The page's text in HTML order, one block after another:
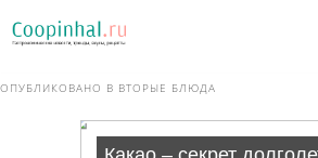
ОПУБЛИКОВАНО В ВТОРЫЕ БЛЮДА